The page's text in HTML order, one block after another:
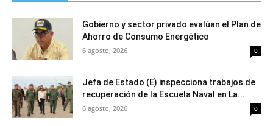
Gobierno y sector privado evalúan el Plan de
Ahorro de Consumo Energético
6 agosto, 2026 0
Jefa de Estado (E) inspecciona trabajos de
recuperación de la Escuela Naval en La...
6 agosto, 2026 0